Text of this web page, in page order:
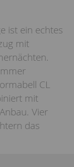
ist ein echtes
mit
CL
mit
Vier
das